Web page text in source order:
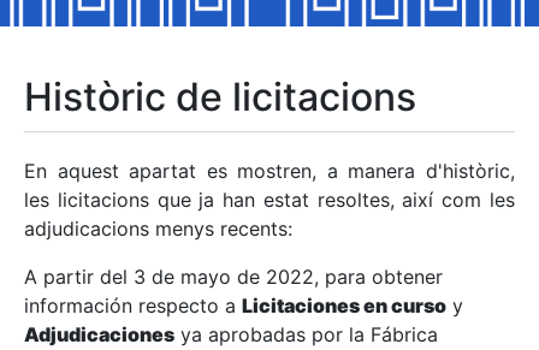
Mostra/Amaga
Mostra/Amaga
Mostra/Amaga
Històric de licitacions
En aquest apartat es mostren, a manera d'històric,
les licitacions que ja han estat resoltes, així com les
adjudicacions menys recents:
A partir del 3 de mayo de 2022, para obtener
información respecto a Licitaciones en curso y
Adjudicaciones ya aprobadas por la Fábrica